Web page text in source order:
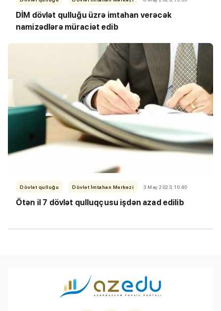
DİM dövlət qulluğu üzrə imtahan verəcək
namizədlərə müraciət edib
Dövlət qulluğu Dövlət İmtahan Mərkəzi 3 May 2023, 10:40
Ötən il 7 dövlət qulluqçusu işdən azad edilib